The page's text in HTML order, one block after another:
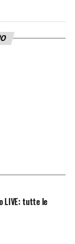
da tanti
da
seguito la
tifo per noi.
sentirsi
LIVE: tutte le